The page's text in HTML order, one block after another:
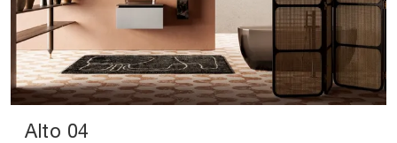
Alto 04